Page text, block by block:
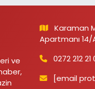
ve
Karaman
Apartmanı
0272 212 21
[email